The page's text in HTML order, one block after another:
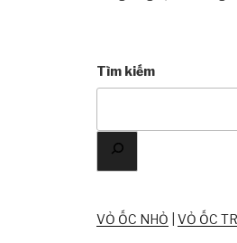
Tìm kiếm
VỎ ỐC NHỎ VỎ ỐC